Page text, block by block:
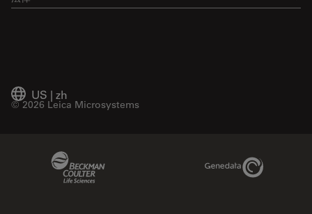
US | zh
© 2026 Leica Microsystems
Genedata Link